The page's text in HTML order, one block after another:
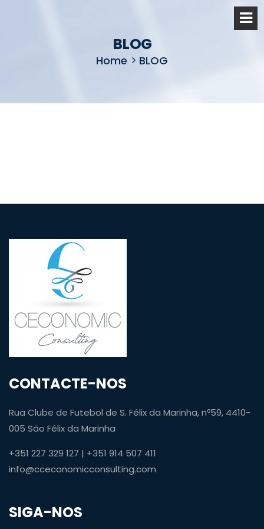
BLOG
Home BLOG
CONTACTE-NOS
Rua Clube de Futebol de S. Félix da Marinha, nº59, 4410-
005 São Félix da Marinha
+351 227 329 127 | +351 914 507 411
info@cceconomicconsulting.com
SIGA-NOS